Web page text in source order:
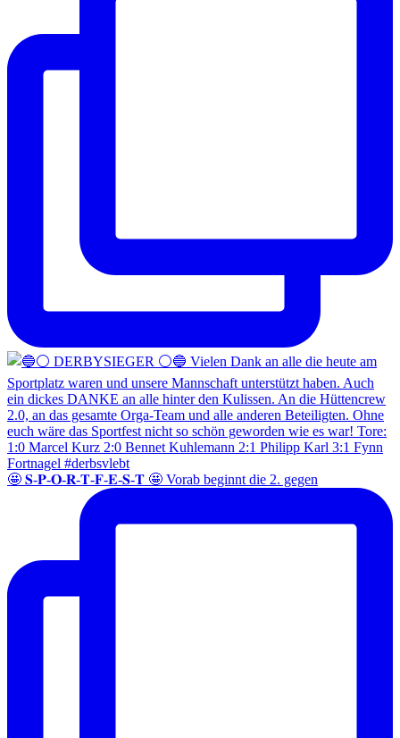
🤩 𝐒-𝐏-𝐎-𝐑-𝐓-𝐅-𝐄-𝐒-𝐓 🤩 Vorab beginnt die 2. gegen